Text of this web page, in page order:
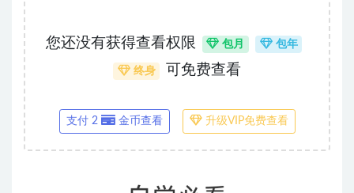
您还没有获得查看权限 包月 包年
终身 可免费查看
支付 2 金币查看 升级VIP免费查看